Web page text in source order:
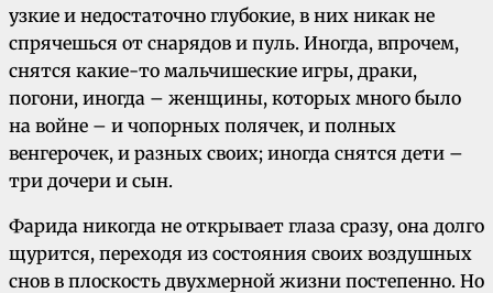
узкие и недостаточно глубокие, в них никак не
спрячешься от снарядов и пуль. Иногда, впрочем,
снятся какие-то мальчишеские игры, драки,
погони, иногда – женщины, которых много было
на войне – и чопорных полячек, и полных
венгерочек, и разных своих; иногда снятся дети –
три дочери и сын.
Фарида никогда не открывает глаза сразу, она долго
щурится, переходя из состояния своих воздушных
снов в плоскость двухмерной жизни постепенно. Но